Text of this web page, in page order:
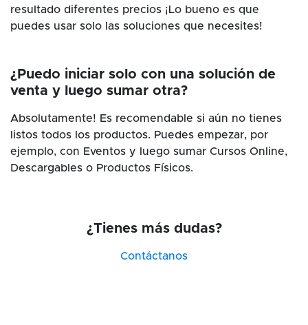
resultado diferentes precios ¡Lo bueno es que
puedes usar solo las soluciones que necesites!
¿Puedo iniciar solo con una solución de
venta y luego sumar otra?
Absolutamente! Es recomendable si aún no tienes
listos todos los productos. Puedes empezar, por
ejemplo, con Eventos y luego sumar Cursos Online,
Descargables o Productos Físicos.
¿Tienes más dudas?
Contáctanos